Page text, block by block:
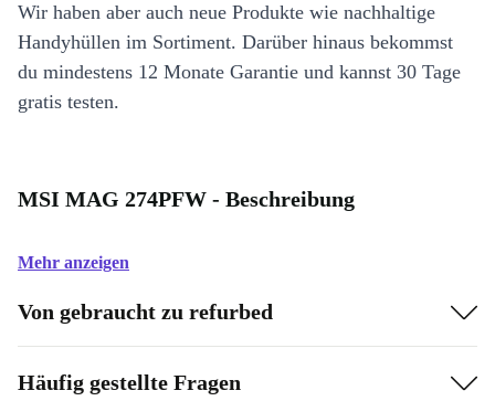
Wir haben aber auch neue Produkte wie nachhaltige
Handyhüllen im Sortiment. Darüber hinaus bekommst
du mindestens 12 Monate Garantie und kannst 30 Tage
gratis testen.
MSI MAG 274PFW - Beschreibung
Mehr anzeigen
Von gebraucht zu refurbed
Häufig gestellte Fragen